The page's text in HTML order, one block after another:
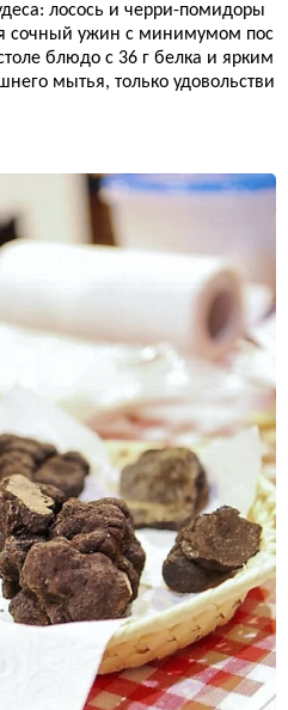
лосось и черри-помидоры
сочный ужин с минимумом пос
блюдо с 36 г белка и ярким
мытья, только удовольстви